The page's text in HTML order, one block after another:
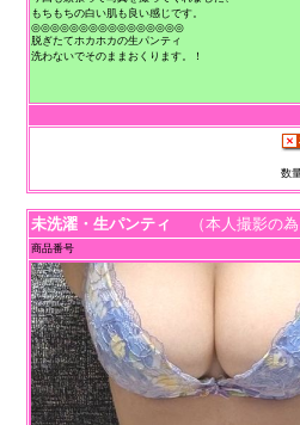
もちもちの白い肌も良い感じです。
◎◎◎◎◎◎◎◎◎◎◎◎◎◎◎◎
脱ぎたてホカホカの生パンティ
洗わないでそのままおくります。！
数
未洗濯・生パンティ （本人撮影の
商品番号